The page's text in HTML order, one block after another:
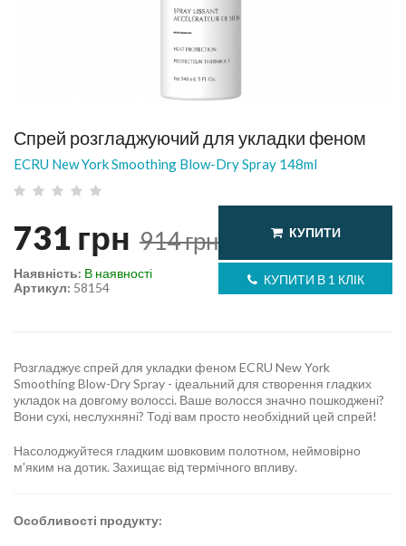
Спрей розгладжуючий для укладки феном
ECRU New York Smoothing Blow-Dry Spray 148ml
731 грн 914грн КУПИТИ
КУПИТИ В 1 КЛІК
Артикул: 58154
Наявність: В наявності
Розгладжує спрей для укладки феном ECRU New York
Smoothing Blow-Dry Spray - ідеальний для створення гладких
укладок на довгому волоссі. Ваше волосся значно пошкоджені?
Вони сухі, неслухняні? Тоді вам просто необхідний цей спрей!
Насолоджуйтеся гладким шовковим полотном, неймовірно
м'яким на дотик. Захищає від термічного впливу.
Особливості продукту: